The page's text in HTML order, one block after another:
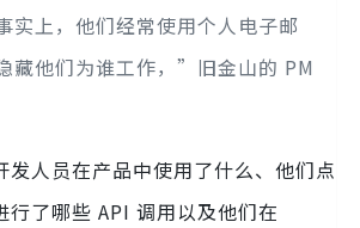
实上，他们经常使用个人电子邮
藏他们为谁工作，”旧金山的 PM
发人员在产品中使用了什么、他们点
行了哪些 API 调用以及他们在